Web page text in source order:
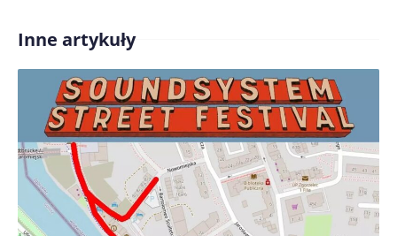
Treść komentarza*
Zapamiętaj moje dane w tej przeglądarce podczas
pisania kolejnych komentarzy.
Inne artykuły